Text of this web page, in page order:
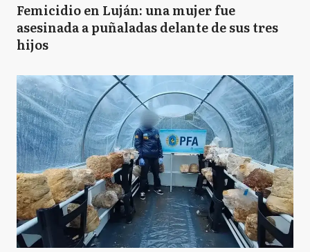
Femicidio en Luján: una mujer fue
asesinada a puñaladas delante de sus tres
hijos